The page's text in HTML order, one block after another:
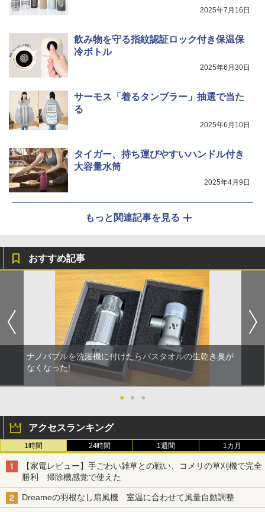
2025年7月16日
飲み物を守る指紋認証ロック付き保温保
冷ボトル
2025年6月30日
サーモス「着るタンブラー」抽選で当た
る
2025年6月10日
タイガー、持ち運びやすいハンドル付き
大容量水筒
2025年4月9日
もっと関連記事を見る
おすすめ記事
ナノバブルを洗濯機に付けたらバスタオルの生乾き臭が
なくなった!
● ● ●
アクセスランキング
1時間 24時間 1週間 1カ月
【家電レビュー】手ごわい雑草との戦い、コメリの草刈機で完全
勝利 掃除機感覚で使えた
Dreameの羽根なし扇風機 室温に合わせて風量自動調整